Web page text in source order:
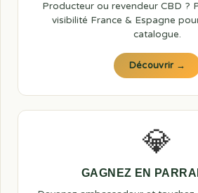
Producteur ou revendeur CBD ?
visibilité France & Espagne
catalogue.
Découvrir →
💎
GAGNEZ EN